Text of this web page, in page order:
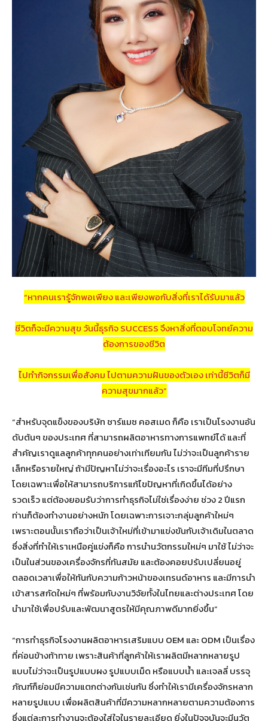
“หากคนเรารู้จักพอเพียง และเพียงพอกับสิ่งที่เราได้รับมาแล้ว
ชีวิตก็จะมีความสุข วันนี้ธุรกิจ SUCCESS จึงหาสิ่งที่ตอบโจทย์ความ
ต้องการของชีวิต
ไปทำกิจกรรมเพื่อสังคม ไปตามความฝันของตัวเอง เท่านี้ชีวิตก็มี
ความสุขมากแล้ว”
“สำหรับจุดแข็งของบริษัท ชาร์แมซ คอสเมด ก็คือ เราเป็นโรงงานอัน
ดับต้นๆ ของประเทศ ที่สามารถผลิตอาหารทางการแพทย์ได้ และที่
สำคัญเราดูแลลูกค้าทุกคนอย่างเท่าเทียมกัน ไม่ว่าจะเป็นลูกค้าราย
เล็กหรือรายใหญ่ ถ้ามีปัญหาไม่ว่าจะเรื่องอะไร เราจะมีทีมที่ปรึกษา
โดยเฉพาะเพื่อให้สามารถบริการแก้ไขปัญหาที่เกิดขึ้นได้อย่าง
รวดเร็ว แต่ต้องยอมรับว่าการทำธุรกิจไม่ใช่เรื่องง่าย ช่วง 2 ปีแรก
ท่านก็ต้องทำงานอย่างหนัก โดยเฉพาะการเจาะกลุ่มลูกค้าใหม่ๆ
เพราะตอนนั้นเราถือว่าเป็นเจ้าใหม่ที่เข้ามาแข่งขันกับเจ้าเดิมในตลาด
ซึ่งสิ่งที่ทำให้เราเหนือคู่แข่งก็คือ การนำนวัตกรรมใหม่ๆ มาใช้ ไม่ว่าจะ
เป็นในส่วนของเครื่องจักรที่ทันสมัย และต้องคอยปรับเปลี่ยนอยู่
ตลอดเวลาเพื่อให้ทันกับความก้าวหน้าของเทรนด์อาหาร และมีการนำ
เข้าสารสกัดใหม่ๆ ที่พร้อมกับงานวิจัยทั้งในไทยและต่างประเทศ โดย
นำมาใช้เพื่อปรับและพัฒนาสูตรให้มีคุณภาพดีมากยิ่งขึ้น”
“การทำธุรกิจโรงงานผลิตอาหารเสริมแบบ OEM และ ODM เป็นเรื่อง
ที่ค่อนข้างท้าทาย เพราะสินค้าที่ลูกค้าให้เราผลิตมีหลากหลายรูป
แบบไม่ว่าจะเป็นรูปแบบผง รูปแบบเม็ด หรือแบบน้ำ และเจลลี่ บรรจุ
ภัณฑ์ก็ย่อมมีความแตกต่างกันเช่นกัน ซึ่งทำให้เรามีเครื่องจักรหลาก
หลายรูปแบบ เพื่อผลิตสินค้าที่มีความหลากหลายตามความต้องการ
ซึ่งแต่ละการทำงานจะต้องใส่ใจในรายละเอียด ยิ่งในปัจจุบันจะมีนวัต